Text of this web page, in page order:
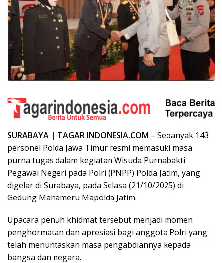
SURABAYA | TAGAR INDONESIA.COM – Sebanyak 143
personel Polda Jawa Timur resmi memasuki masa
purna tugas dalam kegiatan Wisuda Purnabakti
Pegawai Negeri pada Polri (PNPP) Polda Jatim, yang
digelar di Surabaya, pada Selasa (21/10/2025) di
Gedung Mahameru Mapolda Jatim.
Upacara penuh khidmat tersebut menjadi momen
penghormatan dan apresiasi bagi anggota Polri yang
telah menuntaskan masa pengabdiannya kepada
bangsa dan negara.